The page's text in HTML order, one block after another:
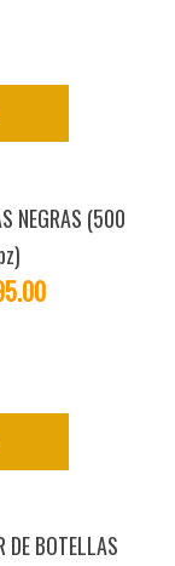
NEGRAS (500
DE BOTELLAS